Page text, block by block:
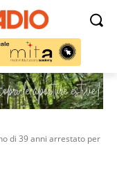
di 39 anni arrestato per